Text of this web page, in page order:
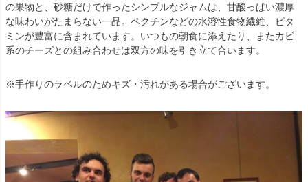
の果物と、砂糖だけで作ったシンプルなジャムは、甘酸っぱい濃厚
な味わいがたまらない一品。ペクチンなどの水溶性食物繊維、ビタ
ミンが豊富に含まれています。いつもの朝食に添えたり、またカビ
系のチーズとの組み合わせは双方の味を引き立て合います。
※手作りのラベルのためキズ・汚れがある場合がございます。